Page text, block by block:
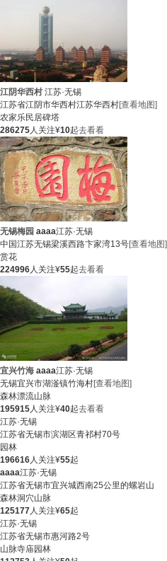
江阴华西村 江苏·无锡
江苏省江阴市华西村江苏华西村[查看地图]
农家乐民居碑塔
286275人关注¥10起去看看
无锡梅园 aaaa江苏·无锡
中国江苏无锡梁溪西路卞家湾13号[查看地图]
赏花
224996人关注¥55起去看看
宜兴竹海 aaaa江苏·无锡
无锡宜兴市湖滏镇竹海村[查看地图]
森林漂流山脉
195915人关注¥40起去看看
江苏·无锡
江苏省无锡市滨湖区青祁村70号
园林
196616人关注¥55起
aaaa江苏·无锡
江苏省无锡市宜兴城西南25公里的螺岩山
森林洞穴山脉
125177人关注¥65起
江苏·无锡
江苏省无锡市惠河路2号
山脉寺庙园林